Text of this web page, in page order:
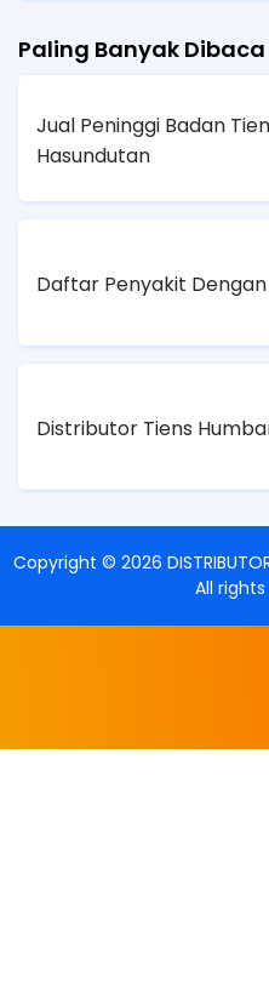
Paling Banyak Dibaca
Jual Peninggi Badan
Hasundutan
Daftar Penyakit Dengan
Distributor Tiens
Copyright © 2026
All